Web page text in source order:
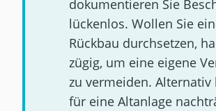
dokumentieren Sie
lückenlos. Wollen Sie
Rückbau durchsetzen,
zügig, um eine eigene
zu vermeiden. Alternativ
für eine Altanlage